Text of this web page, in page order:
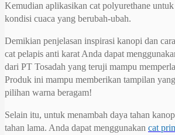
Kemudian aplikasikan cat polyurethane
kondisi cuaca yang berubah-ubah.
Demikian penjelasan inspirasi kanopi dan
cat pelapis anti karat Anda dapat
dari PT Tosadah yang teruji mampu
Produk ini mampu memberikan tampilan
pilihan warna beragam!
Selain itu, untuk menambah daya tahan
tahan lama. Anda dapat menggunakan cat